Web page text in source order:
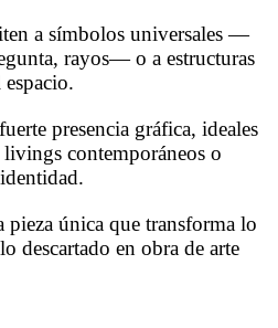
a símbolos universales —
rayos— o a estructuras
espacio.
presencia gráfica, ideales
contemporáneos o
única que transforma lo
descartado en obra de arte